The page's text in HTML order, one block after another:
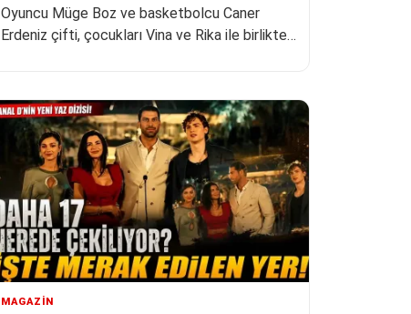
Oyuncu Müge Boz ve basketbolcu Caner
Erdeniz çifti, çocukları Vina ve Rika ile birlikte
MAGAZIN